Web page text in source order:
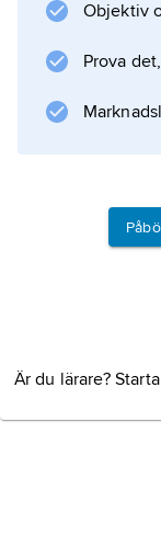
Objektiv
Prova
Är du lärare?